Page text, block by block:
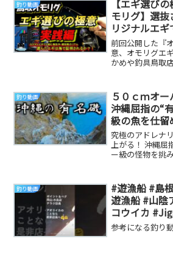
釣り動画
【エギ選び
モリグ】選
リジナルエ
の棚攻略のリ
海で証明さ
ル】【鳥取】
前回公開した『
意、オモリグエ
かめや釣具鳥取
釣り動画
５０ｃｍオ
沖縄屈指の“
級の魚を仕留
究極のアドレナ
上がる！ 沖縄屈
ー級の怪物を挑
釣り動画
#遊漁船 #島
遊漁船 #山陰アオリイカ釣り #
コウイカ #Jigging #ナイトアオリ
イカ釣り
参考になる釣り